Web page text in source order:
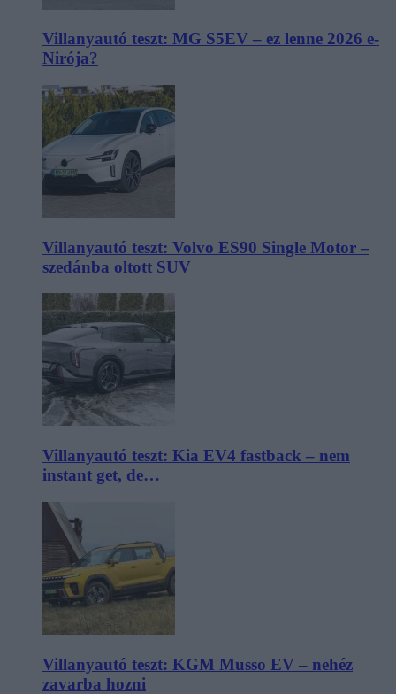
Villanyautó teszt: MG S5EV – ez lenne 2026 e-
Nirója?
Villanyautó teszt: Volvo ES90 Single Motor –
szedánba oltott SUV
Villanyautó teszt: Kia EV4 fastback – nem
instant get, de…
Villanyautó teszt: KGM Musso EV – nehéz
zavarba hozni